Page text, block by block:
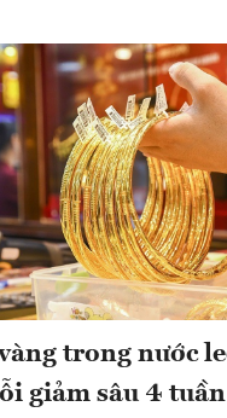
trong nước
giảm sâu 4